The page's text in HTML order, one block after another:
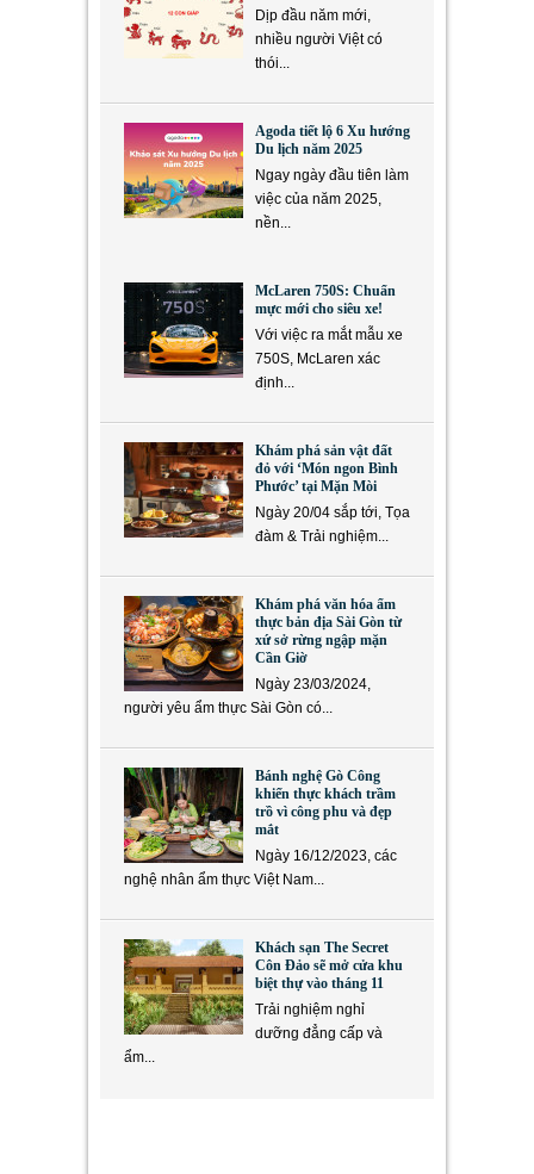
Dịp đầu năm mới,
nhiều người Việt có
thói...
Agoda tiết lộ 6 Xu hướng
Du lịch năm 2025
Ngay ngày đầu tiên làm
việc của năm 2025,
nền...
McLaren 750S: Chuẩn
mực mới cho siêu xe!
Với việc ra mắt mẫu xe
750S, McLaren xác
định...
Khám phá sản vật đất
đỏ với ‘Món ngon Bình
Phước’ tại Mặn Mòi
Ngày 20/04 sắp tới, Tọa
đàm & Trải nghiệm...
Khám phá văn hóa ẩm
thực bản địa Sài Gòn từ
xứ sở rừng ngập mặn
Cần Giờ
Ngày 23/03/2024,
người yêu ẩm thực Sài Gòn có...
Bánh nghệ Gò Công
khiến thực khách trầm
trồ vì công phu và đẹp
mắt
Ngày 16/12/2023, các
nghệ nhân ẩm thực Việt Nam...
Khách sạn The Secret
Côn Đảo sẽ mở cửa khu
biệt thự vào tháng 11
Trải nghiệm nghỉ
dưỡng đẳng cấp và
ẩm...